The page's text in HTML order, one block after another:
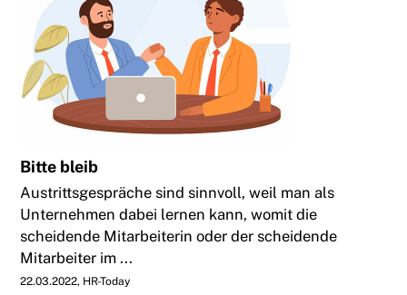
Bitte bleib
Austrittsgespräche sind sinnvoll, weil man als
Unternehmen dabei lernen kann, womit die
scheidende Mitarbeiterin oder der scheidende
Mitarbeiter im ...
22.03.2022 HR-Today